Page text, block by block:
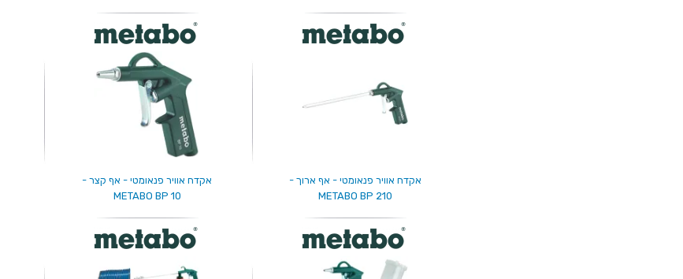
אקדח אוויר פנאומטי - אף ארוך -
METABO BP 210
אקדח אוויר פנאומטי - אף קצר -
METABO BP 10